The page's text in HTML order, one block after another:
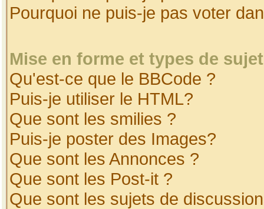
Pourquoi ne puis-je pas voter
Mise en forme et types de
Qu'est-ce que le BBCode ?
Puis-je utiliser le HTML?
Que sont les smilies ?
Puis-je poster des Images?
Que sont les Annonces ?
Que sont les Post-it ?
Que sont les sujets de